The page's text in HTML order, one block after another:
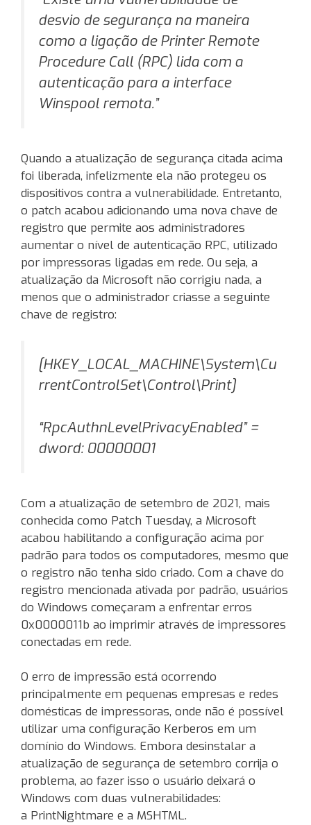
desvio de segurança na maneira
como a ligação de Printer Remote
Procedure Call (RPC) lida com a
autenticação para a interface
Winspool remota.”
Quando a atualização de segurança citada acima
foi liberada, infelizmente ela não protegeu os
dispositivos contra a vulnerabilidade. Entretanto,
o patch acabou adicionando uma nova chave de
registro que permite aos administradores
aumentar o nível de autenticação RPC, utilizado
por impressoras ligadas em rede. Ou seja, a
atualização da Microsoft não corrigiu nada, a
menos que o administrador criasse a seguinte
chave de registro:
[HKEY_LOCAL_MACHINE\System\Cu
rrentControlSet\Control\Print]
“RpcAuthnLevelPrivacyEnabled” =
dword: 00000001
Com a atualização de setembro de 2021, mais
conhecida como Patch Tuesday, a Microsoft
acabou habilitando a configuração acima por
padrão para todos os computadores, mesmo que
o registro não tenha sido criado. Com a chave do
registro mencionada ativada por padrão, usuários
do Windows começaram a enfrentar erros
0x0000011b ao imprimir através de impressores
conectadas em rede.
O erro de impressão está ocorrendo
principalmente em pequenas empresas e redes
domésticas de impressoras, onde não é possível
utilizar uma configuração Kerberos em um
domínio do Windows. Embora desinstalar a
atualização de segurança de setembro corrija o
problema, ao fazer isso o usuário deixará o
Windows com duas vulnerabilidades:
a PrintNightmare e a MSHTML.